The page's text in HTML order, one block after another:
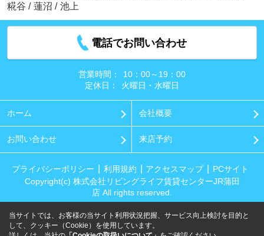
糀谷 / 蓮沼 / 池上
電話でお問い合わせ
営業時間：
10：00～19：00
定休日：
火曜日・水曜日
ホーム 会社概要
お問い合わせ 来店予約
プライバシーポリシー 利用規約 アクセスマップ
PCサイト
Copyright(c) 株式会社リビングライフ賃貸センターJR蒲田
店 All rights reserved.
当サイトでは、お客様の当サイト利用状況把握、サービス向上検討を目的と
して、クッキー（Cookie）を使用しています。